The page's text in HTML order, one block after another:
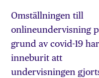
Omställningen till
onlineundervisning
grund av covid-19 har
inneburit att
undervisningen